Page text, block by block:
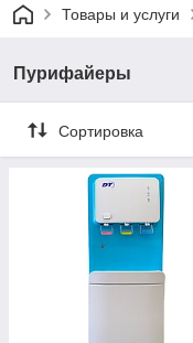
Товары и услуги
Пурифайеры
Сортировка